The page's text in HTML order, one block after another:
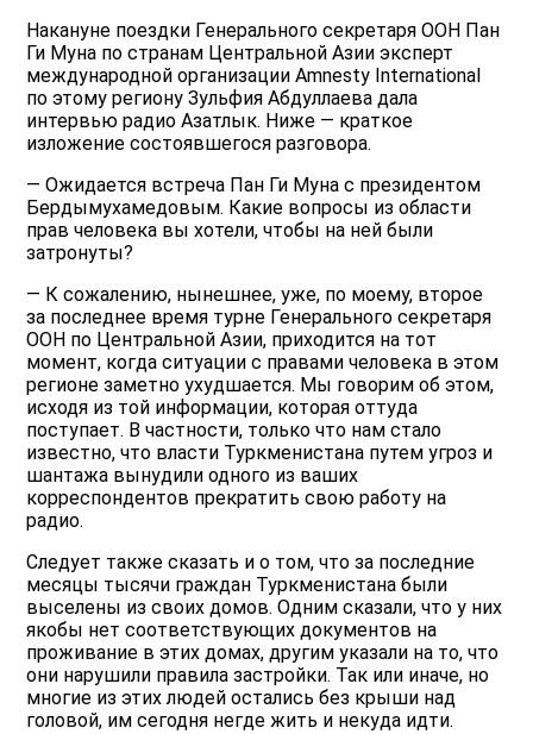
Накануне поездки Генерального секретаря ООН Пан
Ги Муна по странам Центральной Азии эксперт
международной организации Amnesty International
по этому региону Зульфия Абдуллаева дала
интервью радио Азатлык. Ниже — краткое
изложение состоявшегося разговора.
— Ожидается встреча Пан Ги Муна с президентом
Бердымухамедовым. Какие вопросы из области
прав человека вы хотели, чтобы на ней были
затронуты?
— К сожалению, нынешнее, уже, по моему, второе
за последнее время турне Генерального секретаря
ООН по Центральной Азии, приходится на тот
момент, когда ситуации с правами человека в этом
регионе заметно ухудшается. Мы говорим об этом,
исходя из той информации, которая оттуда
поступает. В частности, только что нам стало
известно, что власти Туркменистана путем угроз и
шантажа вынудили одного из ваших
корреспондентов прекратить свою работу на
радио.
Следует также сказать и о том, что за последние
месяцы тысячи граждан Туркменистана были
выселены из своих домов. Одним сказали, что у них
якобы нет соответствующих документов на
проживание в этих домах, другим указали на то, что
они нарушили правила застройки. Так или иначе, но
многие из этих людей остались без крыши над
головой, им сегодня негде жить и некуда идти.